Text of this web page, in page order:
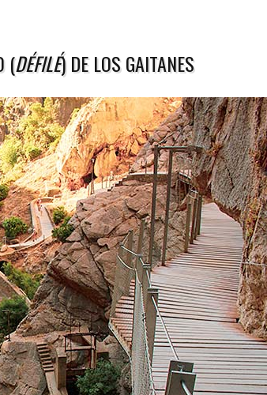
(DÉFILÉ) DE LOS GAITANES